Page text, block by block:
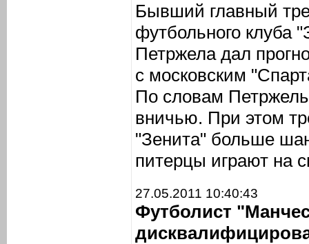
Бывший главный
футбольного клуба
Петржела дал
с московским
По словам
вничью. При этом
"Зенита" больше
питерцы играют на
27.05.2011 10:40:43
Футболист